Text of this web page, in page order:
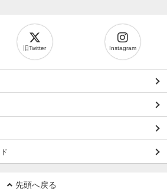
旧Twitter Instagram
先頭へ戻る